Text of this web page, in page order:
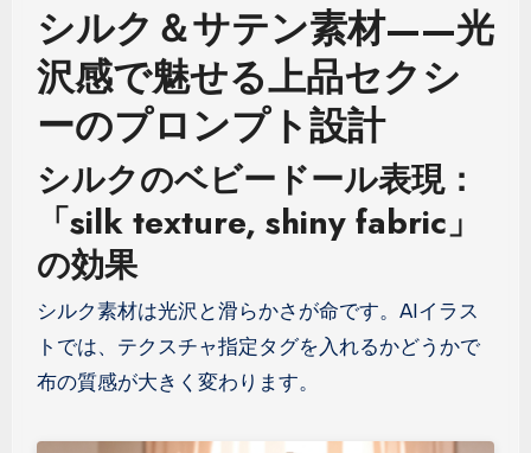
シルク＆サテン素材——光
沢感で魅せる上品セクシ
ーのプロンプト設計
シルクのベビードール表現：
「silk texture, shiny fabric」
の効果
シルク素材は光沢と滑らかさが命です。AIイラス
トでは、テクスチャ指定タグを入れるかどうかで
布の質感が大きく変わります。